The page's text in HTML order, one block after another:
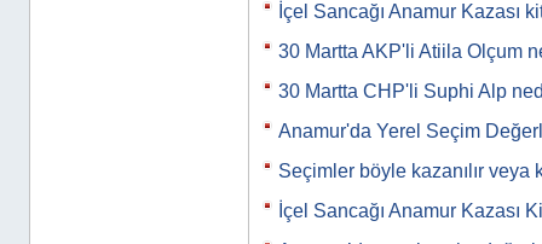
İçel Sancağı Anamur Kazası
30 Martta AKP'li Atiila Olçum
30 Martta CHP'li Suphi Alp
Anamur'da Yerel Seçim
Seçimler böyle kazanılır veya
İçel Sancağı Anamur Kazası